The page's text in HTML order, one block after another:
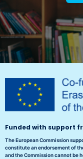
Funded with support
The European Commission
constitute an endorsement of
and the Commission cannot be